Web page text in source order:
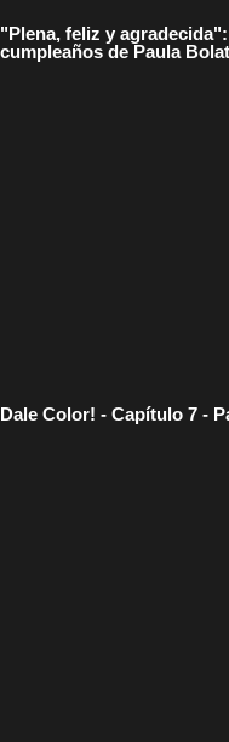
"Plena, feliz y
cumpleaños de Paula
Dale Color! - Capítulo 7 -